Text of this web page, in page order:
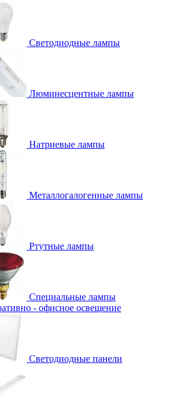
Светодиодные лампы
Люминесцентные лампы
Натриевые лампы
Металлогалогенные лампы
Ртутные лампы
Специальные лампы
- офисное освещение
Светодиодные панели